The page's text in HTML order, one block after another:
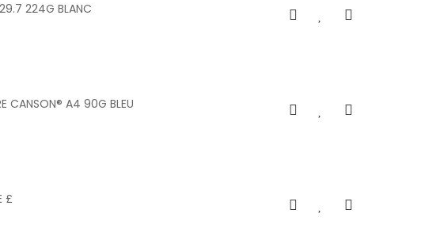
224G BLANC
CANSON® A4 90G BLEU
£